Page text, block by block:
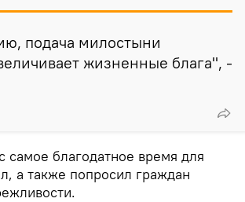
подача милостыни
жизненные блага", -
самое благодатное время для
а также попросил граждан